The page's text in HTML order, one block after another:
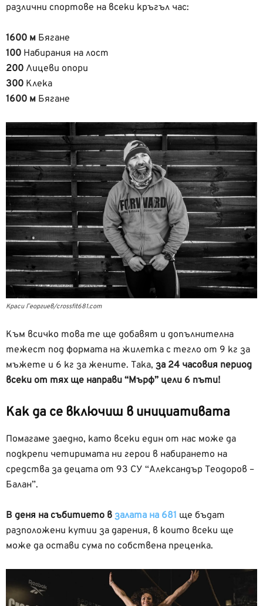
различни спортове на всеки кръгъл час:
1600 м Бягане
100 Набирания на лост
200 Лицеви опори
300 Клека
1600 м Бягане
Краси Георгиев/crossfit681.com
Към всичко това те ще добавят и допълнителна
тежест под формата на жилетка с тегло от 9 кг за
мъжете и 6 кг за жените. Така, за 24 часовия период
всеки от тях ще направи “Мърф” цели 6 пъти!
Как да се включиш в инициативата
Помагаме заедно, като всеки един от нас може да
подкрепи четиримата ни герои в набирането на
средства за децата от 93 СУ “Александър Теодоров –
Балан”.
В деня на събитието в залата на 681 ще бъдат
разположени кутии за дарения, в които всеки ще
може да остави сума по собствена преценка.